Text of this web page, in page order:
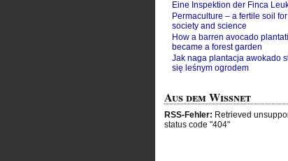
Eine Inspektion der Finca
Permaculture – a fertile soil for
society and science
How a barren avocado
became a forest garden
Jak naga plantacja awokado
się leśnym ogrodem
Aus dem Wissnet
RSS-Fehler: Retrieved
status code "404"